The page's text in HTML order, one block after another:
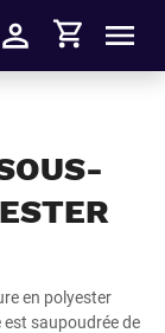
S'identifier
Panier
en polyester
saupoudrée de